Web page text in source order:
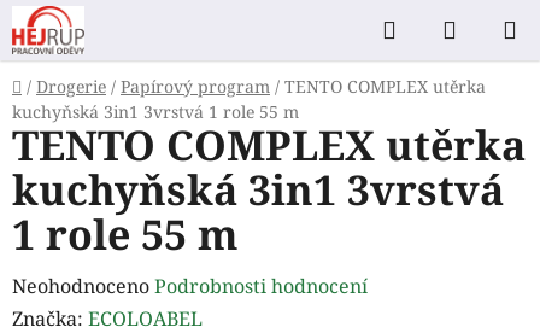
Přejít
na
obsah
Hledat
KOŠÍK
Domů
/ Drogerie / Papírový program / TENTO COMPLEX utěrka
kuchyňská 3in1 3vrstvá 1 role 55 m
TENTO COMPLEX utěrka
kuchyňská 3in1 3vrstvá
1 role 55 m
Průměrné
hodnocení
NeohodnocenoPodrobnosti hodnocení
Značka: ECOLOABEL